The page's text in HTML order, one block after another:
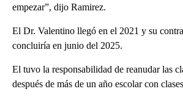
empezar”, dijo Ramirez.
El Dr. Valentino llegó en el 2021 y su
concluiría en junio del 2025.
El tuvo la responsabilidad de reanudar las
después de más de un año escolar con